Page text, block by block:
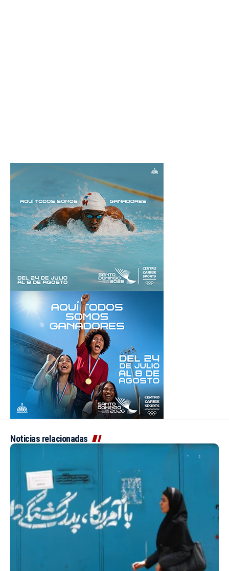
Noticias relacionadas